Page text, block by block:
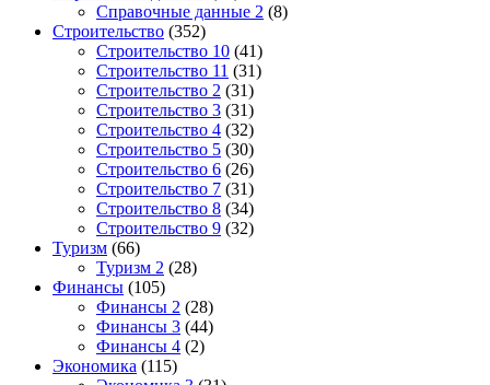
Справочные данные 2 (8)
Строительство (352)
Строительство 10 (41)
Строительство 11 (31)
Строительство 2 (31)
Строительство 3 (31)
Строительство 4 (32)
Строительство 5 (30)
Строительство 6 (26)
Строительство 7 (31)
Строительство 8 (34)
Строительство 9 (32)
Туризм (66)
Туризм 2 (28)
Финансы (105)
Финансы 2 (28)
Финансы 3 (44)
Финансы 4 (2)
Экономика (115)